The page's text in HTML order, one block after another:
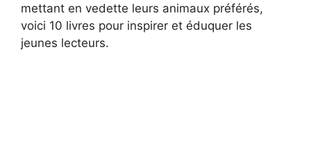
mettant en vedette leurs animaux préférés,
voici 10 livres pour inspirer et éduquer les
jeunes lecteurs.